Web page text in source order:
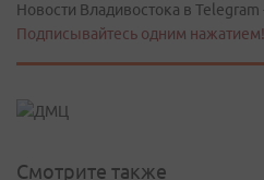
Новости Владивостока в Telegram
Подписывайтесь одним нажатием!
Смотрите также